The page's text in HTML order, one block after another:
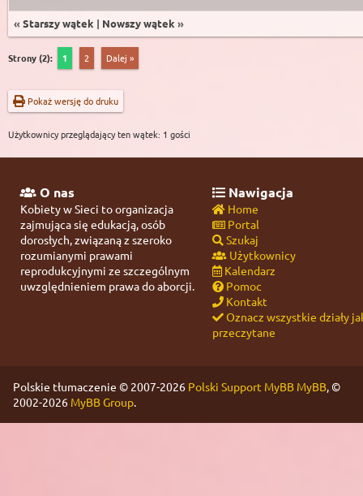
« Starszy wątek | Nowszy wątek »
Strony (2): 1 2 Dalej »
Pokaż wersję do druku
Użytkownicy przeglądający ten wątek: 1 gości
O nas
Kobiety w Sieci to organizacja
zajmująca się edukacją, osób
dorosłych, związaną z szeroko
rozumianymi prawami
reprodukcyjnymi ze szczególnym
uwzględnieniem prawa do aborcji.
Nawigacja
Home
Portal
Szukaj
Użytkownicy
Kalendarz
Pomoc
Kontakt
Oznacz wszystkie działy
przeczytane
Polskie tłumaczenie © 2007-2026 Polski Support MyBB MyBB, ©
2002-2026 MyBB Group.